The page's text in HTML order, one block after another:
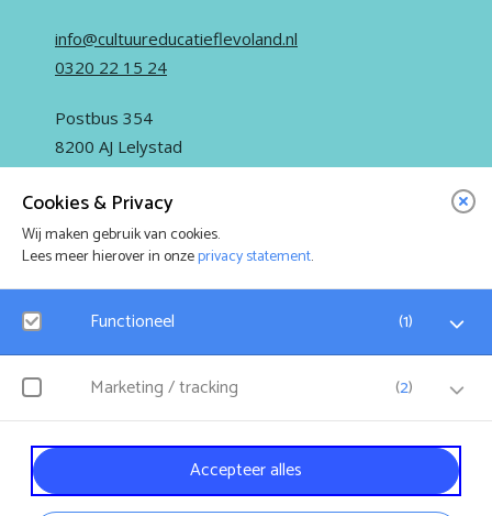
Cookies & Privacy
Wij maken gebruik van cookies.
Lees meer hierover in onzeprivacy statement.
Functioneel (1)
Google Analytics
gebruikersgegevens worden (anoniem) verzameld.
Marketing / tracking (2)
YouTube
Klikgedrag, bekeken video’s en aangepaste voorkeuren worden verzameld.
Bezoekersinformatie en gebruikersgedrag wordt gebruikt voor advertenties.
Accepteer alles
info@cultuureducatieflevoland.nl
0320 22 15 24
Postbus 354
8200 AJ Lelystad
IN OPDRACHT VAN
FleCK is onderdeel van StichtingDe Kubus.
Algemene voorwaarden Disclaimer